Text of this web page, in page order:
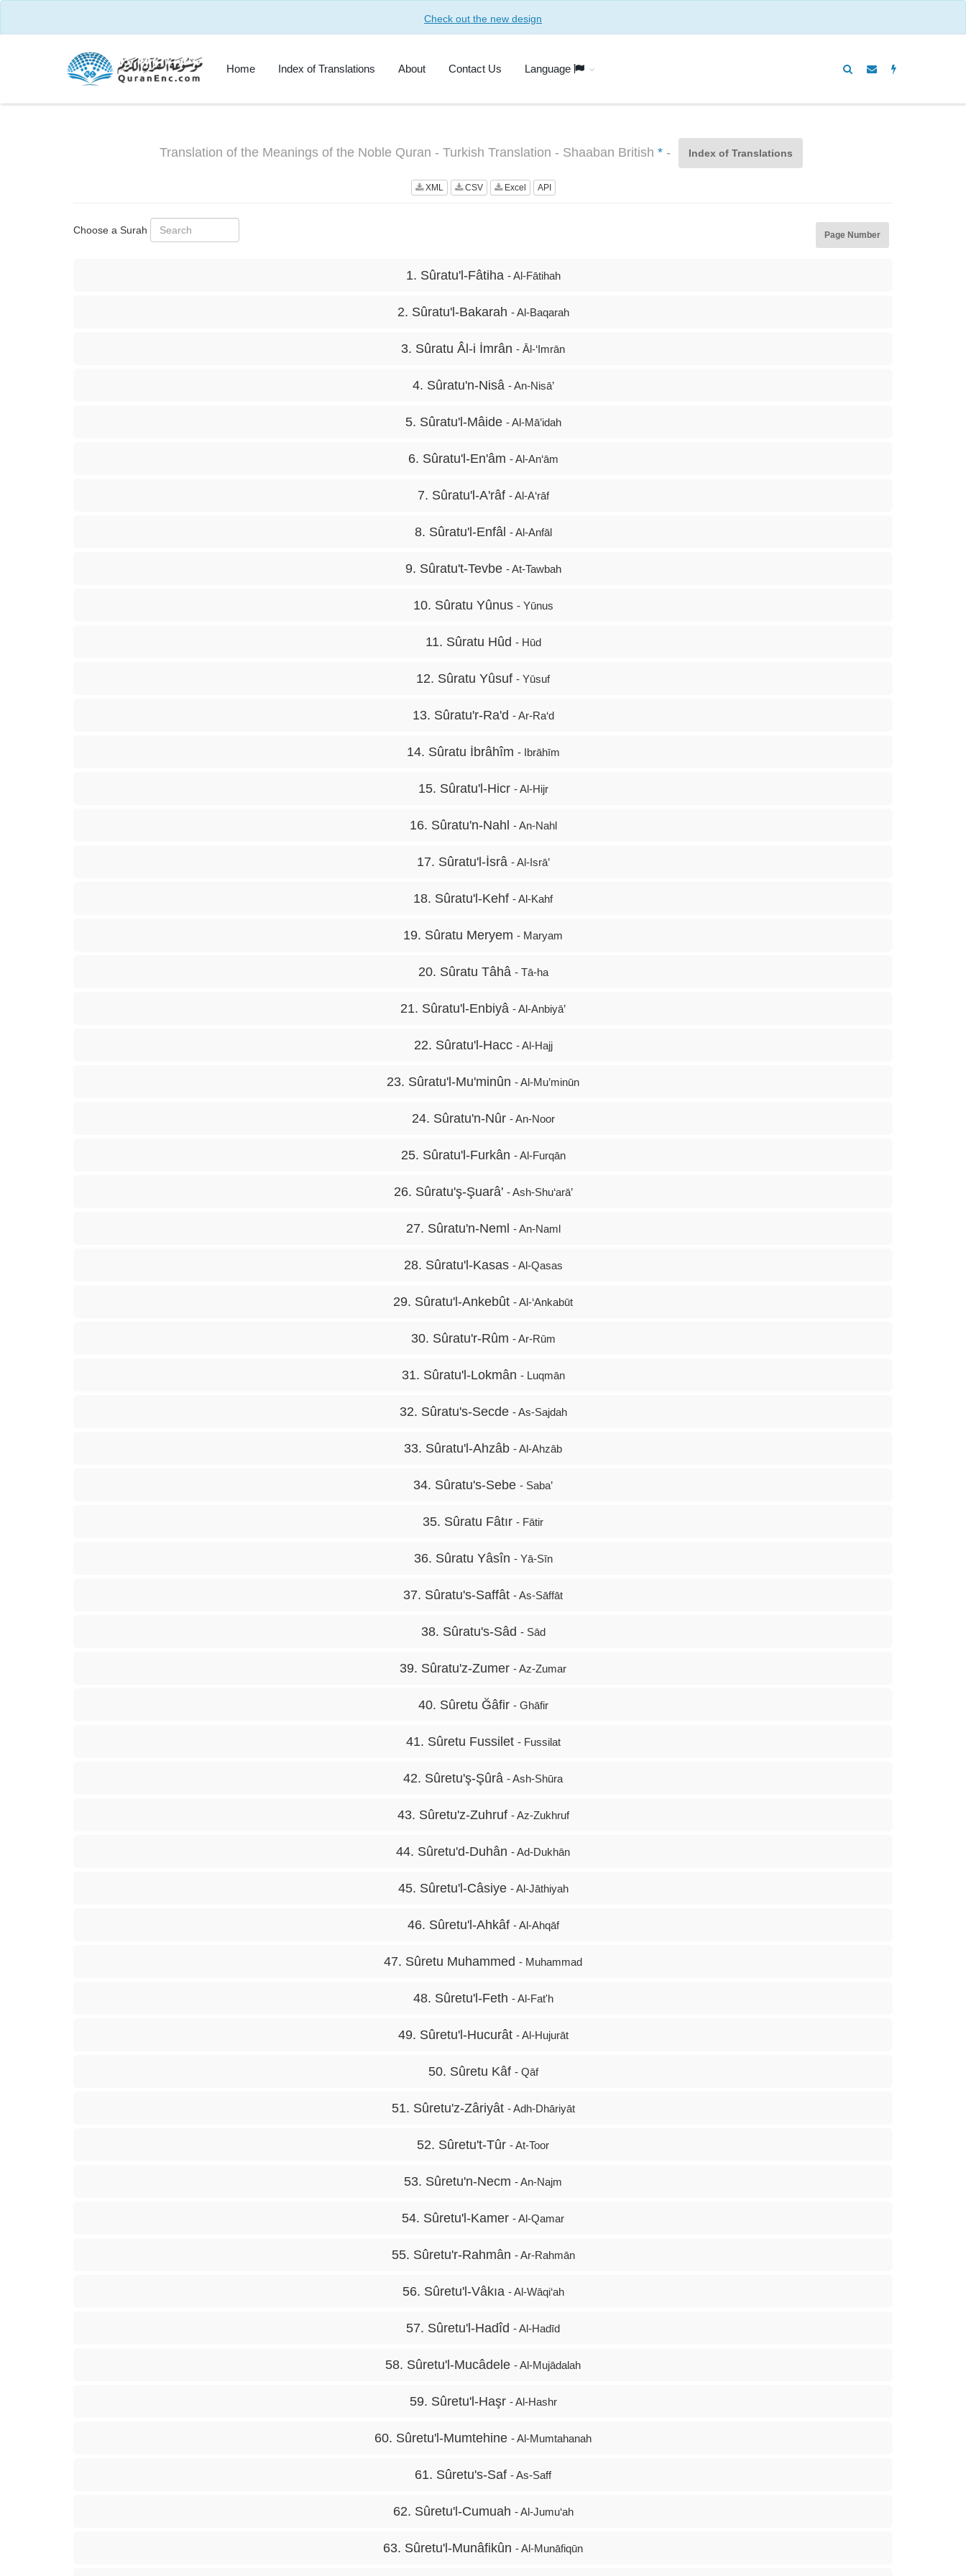
Check out the new design
Home Index of Translations About Contact Us Language
Translation of the Meanings of the Noble Quran - Turkish Translation - Shaaban British *- Index of Translations
XML CSV Excel API
Choose a Surah Page Number
1. Sûratu'l-Fâtiha - Al-Fātihah
2. Sûratu'l-Bakarah - Al-Baqarah
3. Sûratu Âl-i İmrân - Āl-‘Imrān
4. Sûratu'n-Nisâ - An-Nisā’
5. Sûratu'l-Mâide - Al-Mā’idah
6. Sûratu'l-En'âm - Al-An‘ām
7. Sûratu'l-A'râf - Al-A‘rāf
8. Sûratu'l-Enfâl - Al-Anfāl
9. Sûratu't-Tevbe - At-Tawbah
10. Sûratu Yûnus - Yūnus
11. Sûratu Hûd - Hūd
12. Sûratu Yûsuf - Yūsuf
13. Sûratu'r-Ra'd - Ar-Ra‘d
14. Sûratu İbrâhîm - Ibrāhīm
15. Sûratu'l-Hicr - Al-Hijr
16. Sûratu'n-Nahl - An-Nahl
17. Sûratu'l-İsrâ - Al-Isrā’
18. Sûratu'l-Kehf - Al-Kahf
19. Sûratu Meryem - Maryam
20. Sûratu Tâhâ - Tā-ha
21. Sûratu'l-Enbiyâ - Al-Anbiyā’
22. Sûratu'l-Hacc - Al-Hajj
23. Sûratu'l-Mu'minûn - Al-Mu’minūn
24. Sûratu'n-Nûr - An-Noor
25. Sûratu'l-Furkân - Al-Furqān
26. Sûratu'ş-Şuarâ' - Ash-Shu‘arā’
27. Sûratu'n-Neml - An-Naml
28. Sûratu'l-Kasas - Al-Qasas
29. Sûratu'l-Ankebût - Al-‘Ankabūt
30. Sûratu'r-Rûm - Ar-Rūm
31. Sûratu'l-Lokmân - Luqmān
32. Sûratu's-Secde - As-Sajdah
33. Sûratu'l-Ahzâb - Al-Ahzāb
34. Sûratu's-Sebe - Saba’
35. Sûratu Fâtır - Fātir
36. Sûratu Yâsîn - Yā-Sīn
37. Sûratu's-Saffât - As-Sāffāt
38. Sûratu's-Sâd - Sād
39. Sûratu'z-Zumer - Az-Zumar
40. Sûretu Ğâfir - Ghāfir
41. Sûretu Fussilet - Fussilat
42. Sûretu'ş-Şûrâ - Ash-Shūra
43. Sûretu'z-Zuhruf - Az-Zukhruf
44. Sûretu'd-Duhân - Ad-Dukhān
45. Sûretu'l-Câsiye - Al-Jāthiyah
46. Sûretu'l-Ahkâf - Al-Ahqāf
47. Sûretu Muhammed - Muhammad
48. Sûretu'l-Feth - Al-Fat'h
49. Sûretu'l-Hucurât - Al-Hujurāt
50. Sûretu Kâf - Qāf
51. Sûretu'z-Zâriyât - Adh-Dhāriyāt
52. Sûretu't-Tûr - At-Toor
53. Sûretu'n-Necm - An-Najm
54. Sûretu'l-Kamer - Al-Qamar
55. Sûretu'r-Rahmân - Ar-Rahmān
56. Sûretu'l-Vâkıa - Al-Wāqi‘ah
57. Sûretu'l-Hadîd - Al-Hadīd
58. Sûretu'l-Mucâdele - Al-Mujādalah
59. Sûretu'l-Haşr - Al-Hashr
60. Sûretu'l-Mumtehine - Al-Mumtahanah
61. Sûretu's-Saf - As-Saff
62. Sûretu'l-Cumuah - Al-Jumu‘ah
63. Sûretu'l-Munâfikûn - Al-Munāfiqūn